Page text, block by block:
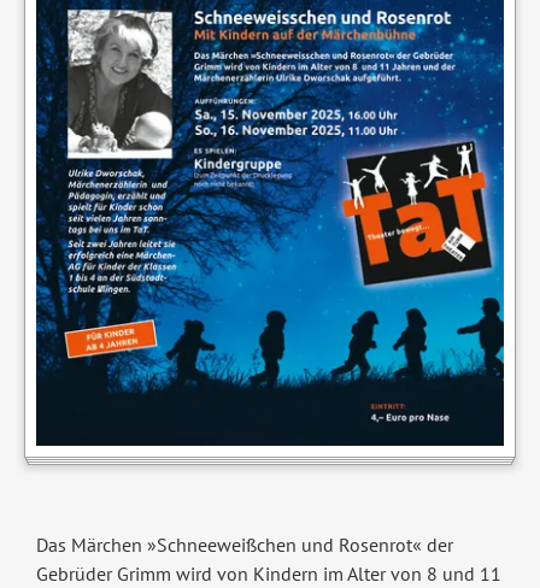
Das Märchen »Schneeweißchen und Rosenrot« der
Gebrüder Grimm wird von Kindern im Alter von 8 und 11